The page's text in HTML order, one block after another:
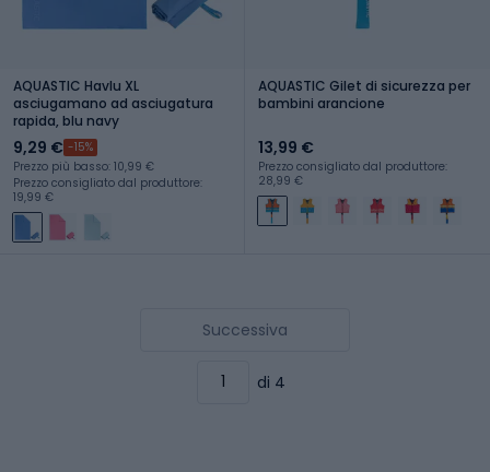
AQUASTIC Havlu XL
asciugamano ad asciugatura
rapida, blu navy
9,29 € -15%
Prezzo più basso: 10,99 €
Prezzo consigliato dal produttore:
19,99 €
AQUASTIC Gilet di sicurezza per
bambini arancione
13,99 €
Prezzo consigliato dal produttore:
28,99 €
Successiva
di 4